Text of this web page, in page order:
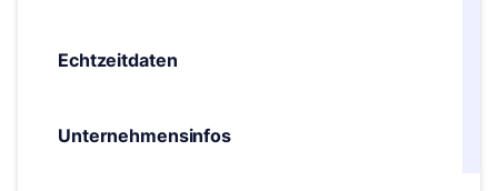
Echtzeitdaten
Unternehmensinfos